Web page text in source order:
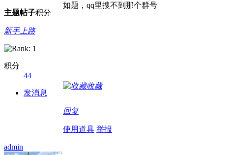
主题帖子积分
新手上路
积分
44
发消息
如题，qq里搜不到那个群号
收藏
回复
使用道具 举报
admin